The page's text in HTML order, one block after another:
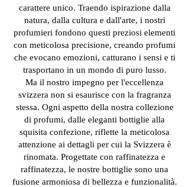
carattere unico. Traendo ispirazione dalla
natura, dalla cultura e dall'arte, i nostri
profumieri fondono questi preziosi elementi
con meticolosa precisione, creando profumi
che evocano emozioni, catturano i sensi e ti
trasportano in un mondo di puro lusso.
Ma il nostro impegno per l'eccellenza
svizzera non si esaurisce con la fragranza
stessa. Ogni aspetto della nostra collezione
di profumi, dalle eleganti bottiglie alla
squisita confezione, riflette la meticolosa
attenzione ai dettagli per cui la Svizzera è
rinomata. Progettate con raffinatezza e
raffinatezza, le nostre bottiglie sono una
fusione armoniosa di bellezza e funzionalità.